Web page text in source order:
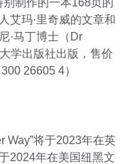
制作的一本168页的
艾玛·里奇威的文章和
·马丁博士（Dr
学出版社出版，售价
26605 4）
Way”将于2023年在英
2024年在美国纽黑文